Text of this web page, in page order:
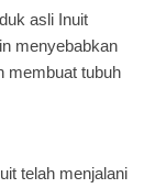
asli Inuit
menyebabkan
membuat tubuh
telah menjalani